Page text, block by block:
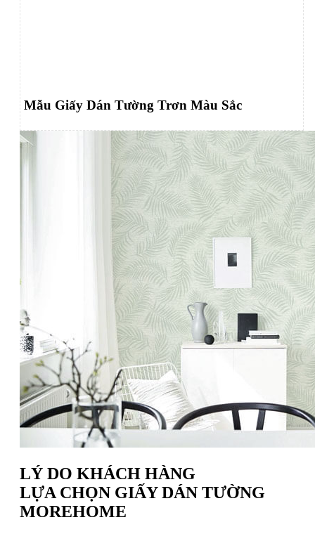
Mẫu Giấy Dán Tường Trơn Màu Sắc
LÝ DO KHÁCH HÀNG
LỰA CHỌN GIẤY DÁN TƯỜNG
MOREHOME